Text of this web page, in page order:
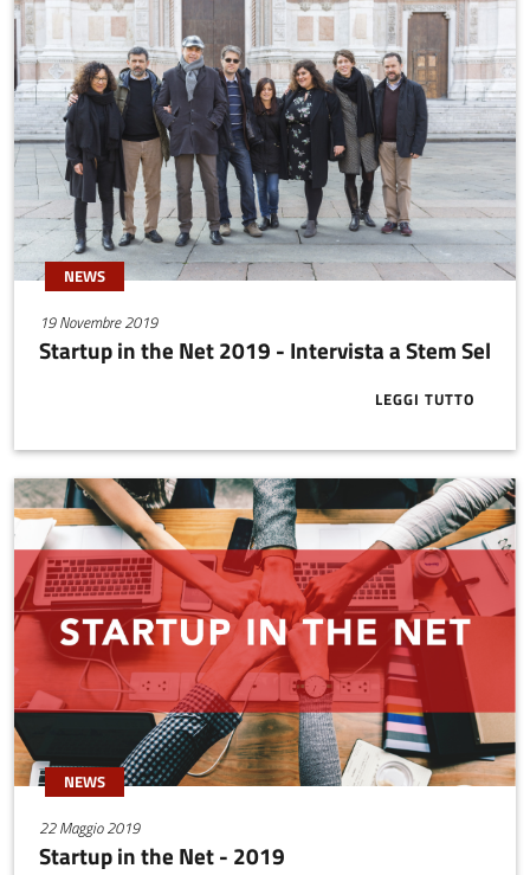
NEWS
19 Novembre 2019
Startup in the Net 2019 - Intervista a Stem Sel
LEGGI TUTTO
ABOUT
NEWS
22 Maggio 2019
Startup in the Net - 2019